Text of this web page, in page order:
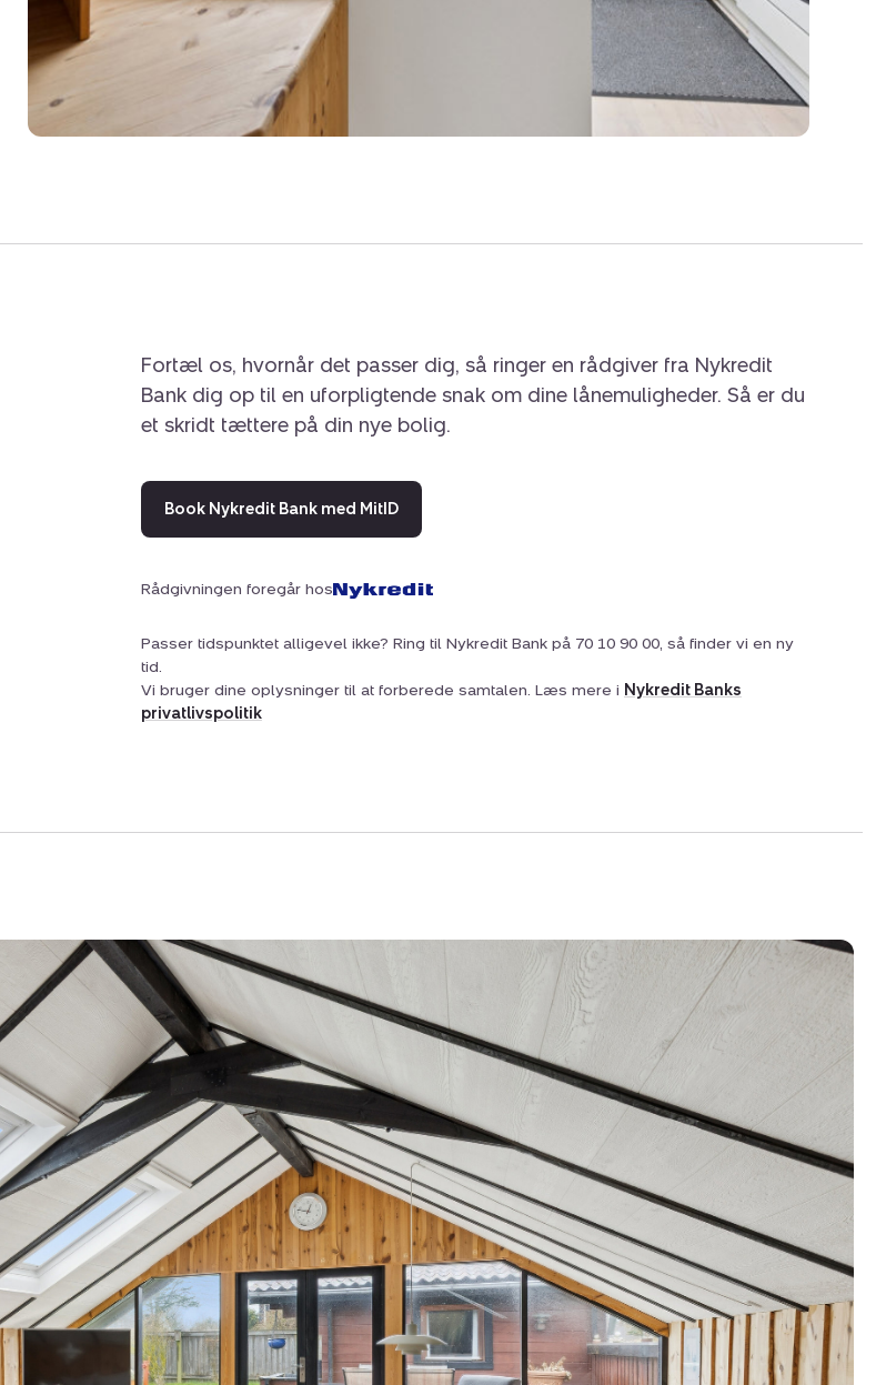
Fortæl os, hvornår det passer dig, så ringer en rådgiver fra Nykredit
Bank dig op til en uforpligtende snak om dine lånemuligheder. Så er du
et skridt tættere på din nye bolig.
Book Nykredit Bank med MitID
Rådgivningen foregår hos
Passer tidspunktet alligevel ikke? Ring til Nykredit Bank på 70 10 90 00, så finder vi en ny
tid.
Vi bruger dine oplysninger til at forberede samtalen. Læs mere i Nykredit Banks
privatlivspolitik